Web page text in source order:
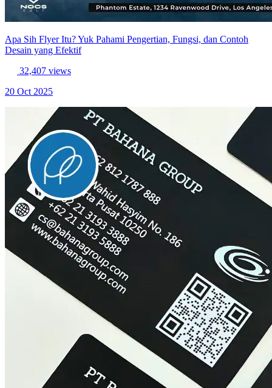
Apa Sih Flyer Itu? Yuk Pahami Pengertian, Fungsi, dan Contoh
Desain yang Efektif
32,407 views
20 Oct 2025